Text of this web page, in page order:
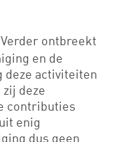
Verder ontbreekt
en de
deze activiteiten
deze
contributies
enig
dus geen